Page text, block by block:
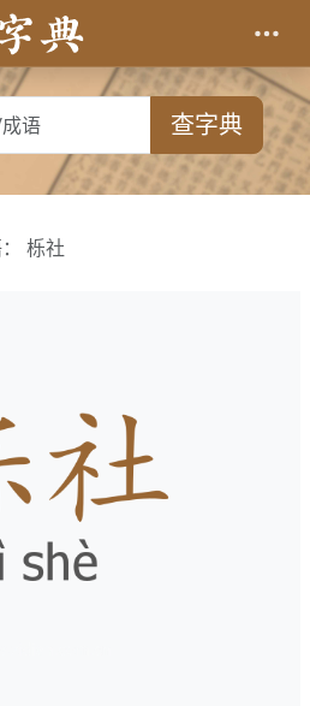
查字典
栎社